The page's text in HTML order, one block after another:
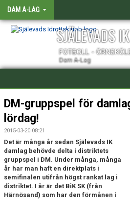
DAM A-LAG
SJÄLEVADS IK
FOTBOLL -
Dam A-Lag
HEM
NYHETER
KALENDER
TRUPPEN
KONTAKT
DM-gruppspel för
lördag!
2015-03-20 08:21
Det är många år sedan Själevads IK
damlag behövde delta i distriktets
gruppspel i DM. Under många, många
år har man haft en direktplats i
semifinalen utifrån högst rankat lag i
distriktet. I år är det BiK SK (från
Härnösand) som har den förmånen i